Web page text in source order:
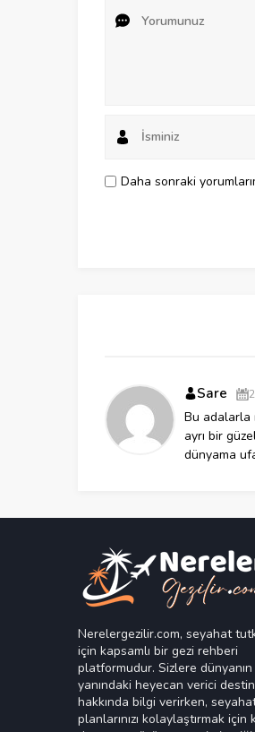
Daha sonraki
Sare
Bu adalarla
ayrı bir
dünyama
Nerelergezilir.com, seyahat
için kapsamlı bir gezi rehberi
platformudur. Sizlere
yanındaki heyecan verici
hakkında bilgi verirken,
planlarınızı kolaylaştırmak için